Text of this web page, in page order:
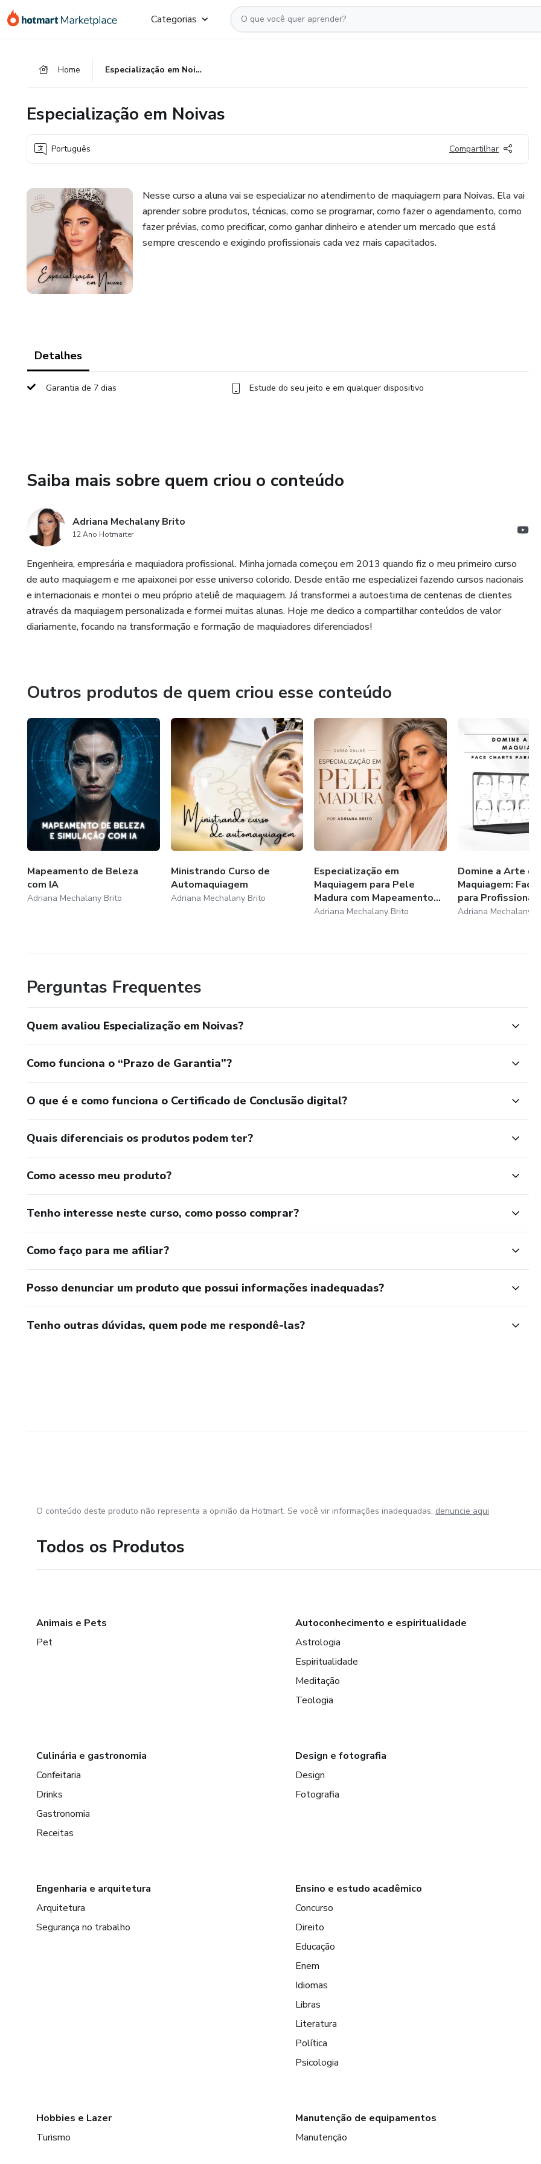
para
para
para
Categorias
Home Especialização em Noivas
Especialização em Noivas
Português Compartilhar
Nesse curso a aluna vai se especializar no atendimento de maquiagem para Noivas. Ela vai
aprender sobre produtos, técnicas, como se programar, como fazer o agendamento, como
fazer prévias, como precificar, como ganhar dinheiro e atender um mercado que está
sempre crescendo e exigindo profissionais cada vez mais capacitados.
Detalhes
Garantia de 7 dias Estude do seu jeito e em qualquer dispositivo
Saiba mais sobre quem criou o conteúdo
Adriana Mechalany Brito
12 Ano Hotmarter
Engenheira, empresária e maquiadora profissional. Minha jornada começou em 2013 quando fiz o meu primeiro curso
de auto maquiagem e me apaixonei por esse universo colorido. Desde então me especializei fazendo cursos nacionais
e internacionais e montei o meu próprio ateliê de maquiagem. Já transformei a autoestima de centenas de clientes
através da maquiagem personalizada e formei muitas alunas. Hoje me dedico a compartilhar conteúdos de valor
diariamente, focando na transformação e formação de maquiadores diferenciados!
Outros produtos de quem criou esse conteúdo
Mapeamento de Beleza
com IA
Adriana Mechalany Brito
Ministrando Curso de
Automaquiagem
Adriana Mechalany Brito
Especialização em
Maquiagem para Pele
Madura com Mapeamento...
Adriana Mechalany Brito
Domine a Arte da
Maquiagem: Face
para Profissionais
Adriana Mechalany
Perguntas Frequentes
Quem avaliou Especialização em Noivas?
Como funciona o “Prazo de Garantia”?
O que é e como funciona o Certificado de Conclusão digital?
Quais diferenciais os produtos podem ter?
Como acesso meu produto?
Tenho interesse neste curso, como posso comprar?
Como faço para me afiliar?
Posso denunciar um produto que possui informações inadequadas?
Tenho outras dúvidas, quem pode me respondê-las?
O conteúdo deste produto não representa a opinião da Hotmart. Se você vir informações inadequadas, denuncie aqui
Todos os Produtos
Animais e Pets
Pet
Autoconhecimento e espiritualidade
Astrologia
Espiritualidade
Meditação
Teologia
Culinária e gastronomia
Confeitaria
Drinks
Gastronomia
Receitas
Design e fotografia
Design
Fotografia
Engenharia e arquitetura
Arquitetura
Segurança no trabalho
Ensino e estudo acadêmico
Concurso
Direito
Educação
Enem
Idiomas
Libras
Literatura
Política
Psicologia
Hobbies e Lazer
Turismo
Manutenção de equipamentos
Manutenção